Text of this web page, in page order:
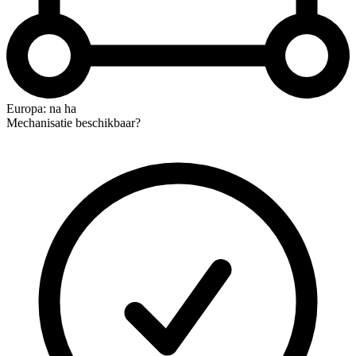
Europa: na ha
Mechanisatie beschikbaar?